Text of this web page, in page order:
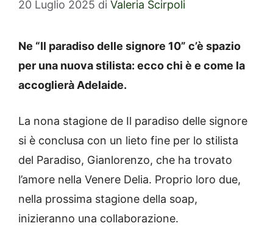
20 Luglio 2025 di Valeria Scirpoli
Ne “Il paradiso delle signore 10” c’è spazio
per una nuova stilista: ecco chi è e come la
accoglierà Adelaide.
La nona stagione de Il paradiso delle signore
si è conclusa con un lieto fine per lo stilista
del Paradiso, Gianlorenzo, che ha trovato
l’amore nella Venere Delia. Proprio loro due,
nella prossima stagione della soap,
inizieranno una collaborazione.